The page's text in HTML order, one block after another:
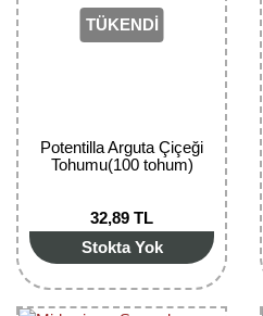
TÜKENDİ
Potentilla Arguta Çiçeği
Tohumu(100 tohum)
32,89 TL
Stokta Yok